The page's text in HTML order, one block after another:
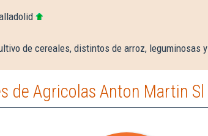
de cereales, distintos de arroz, leguminosas y
de Agricolas Anton Martin Sl